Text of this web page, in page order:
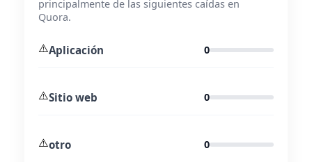
principalmente de las siguientes caídas en
Quora.
⚠️Aplicación 0
⚠️Sitio web 0
⚠️otro 0